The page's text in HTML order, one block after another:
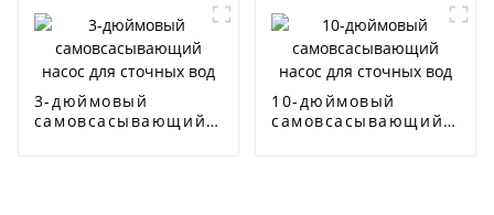
3-дюймовый
самовсасывающий
10-дюймовый
самовсасывающий